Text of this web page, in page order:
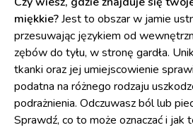
miękkie?Jest to obszar w jamie
przesuwając językiem od
zębów do tyłu, w stronę gardła.
tkanki oraz jej umiejscowienie
podatna na różnego rodzaju
podrażnienia. Odczuwasz ból lub
Sprawdź, co to może oznaczać i jak